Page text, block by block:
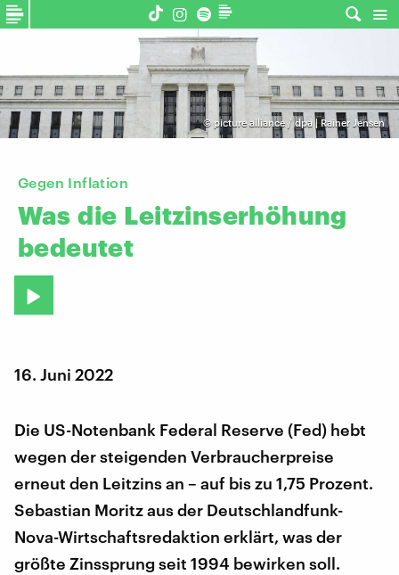
© picture alliance / dpa | Rainer Jensen
Gegen Inflation
Was die Leitzinserhöhung
bedeutet
16. Juni 2022
Die US-Notenbank Federal Reserve (Fed) hebt
wegen der steigenden Verbraucherpreise
erneut den Leitzins an – auf bis zu 1,75 Prozent.
Sebastian Moritz aus der Deutschlandfunk-
Nova-Wirtschaftsredaktion erklärt, was der
größte Zinssprung seit 1994 bewirken soll.